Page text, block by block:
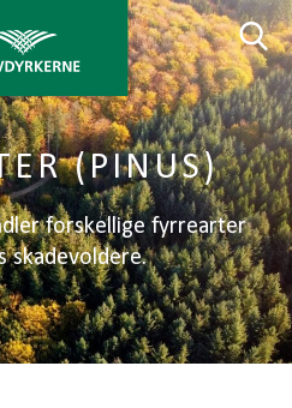
(PINUS)
forskellige fyrrearter
skadevoldere.